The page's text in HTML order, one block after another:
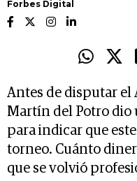
Forbes Digital
Antes de disputar el
Martín del Potro dio
para indicar que
torneo. Cuánto
que se volvió